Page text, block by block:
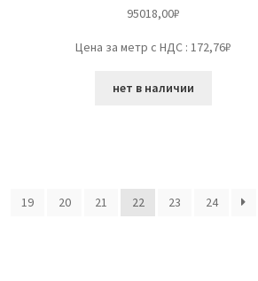
95018,00₽
Цена за метр с НДС : 172,76₽
нет в наличии
19 20 21 22 23 24